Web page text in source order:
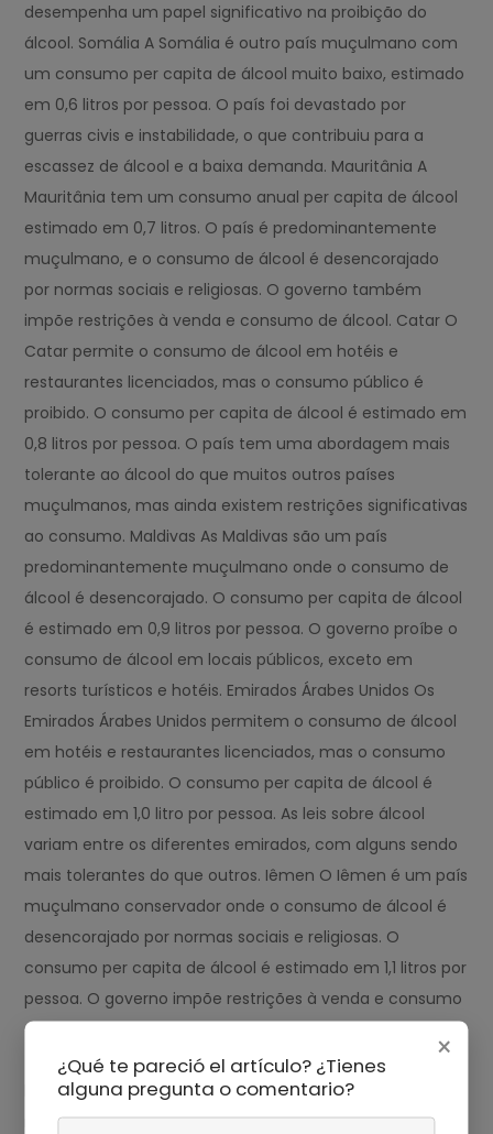
desempenha um papel significativo na proibição do
álcool. Somália A Somália é outro país muçulmano com
um consumo per capita de álcool muito baixo, estimado
em 0,6 litros por pessoa. O país foi devastado por
guerras civis e instabilidade, o que contribuiu para a
escassez de álcool e a baixa demanda. Mauritânia A
Mauritânia tem um consumo anual per capita de álcool
estimado em 0,7 litros. O país é predominantemente
muçulmano, e o consumo de álcool é desencorajado
por normas sociais e religiosas. O governo também
impõe restrições à venda e consumo de álcool. Catar O
Catar permite o consumo de álcool em hotéis e
restaurantes licenciados, mas o consumo público é
proibido. O consumo per capita de álcool é estimado em
0,8 litros por pessoa. O país tem uma abordagem mais
tolerante ao álcool do que muitos outros países
muçulmanos, mas ainda existem restrições significativas
ao consumo. Maldivas As Maldivas são um país
predominantemente muçulmano onde o consumo de
álcool é desencorajado. O consumo per capita de álcool
é estimado em 0,9 litros por pessoa. O governo proíbe o
consumo de álcool em locais públicos, exceto em
resorts turísticos e hotéis. Emirados Árabes Unidos Os
Emirados Árabes Unidos permitem o consumo de álcool
em hotéis e restaurantes licenciados, mas o consumo
público é proibido. O consumo per capita de álcool é
estimado em 1,0 litro por pessoa. As leis sobre álcool
variam entre os diferentes emirados, com alguns sendo
mais tolerantes do que outros. Iêmen O Iêmen é um país
muçulmano conservador onde o consumo de álcool é
desencorajado por normas sociais e religiosas. O
consumo per capita de álcool é estimado em 1,1 litros por
pessoa. O governo impõe restrições à venda e consumo
de álcool, e o consumo público é proibido. Líbia A Líbia
tem um consumo per capita de álcool estimado em 1,2
litros por pessoa. O país é predominantemente
muçulmano, e o consumo de álcool é desencorajado
×
¿Qué te pareció el artículo? ¿Tienes
alguna pregunta o comentario?